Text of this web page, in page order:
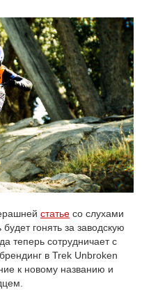
статье со слухами
гонять за заводскую
теперь сотрудничает с
в Trek Unbroken
к новому названию и